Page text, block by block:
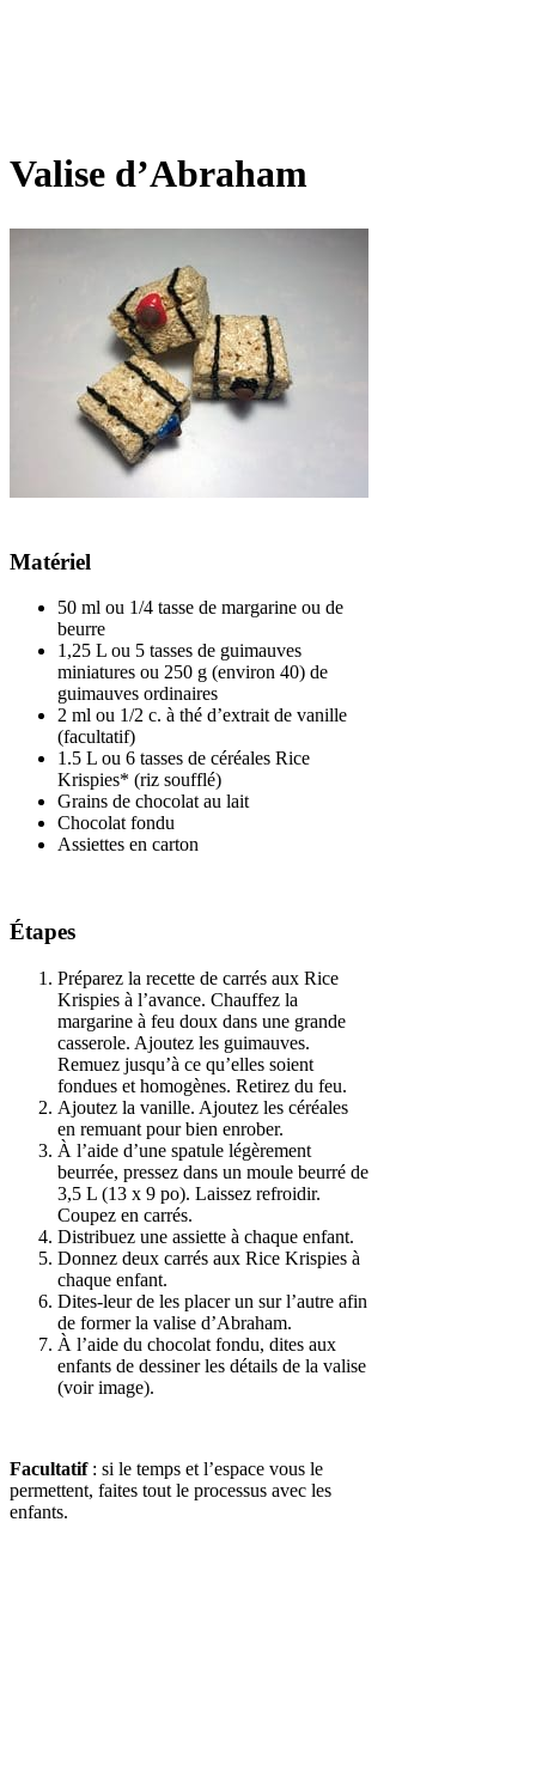
Valise d’Abraham
Matériel
50 ml ou 1/4 tasse de margarine ou de
beurre
1,25 L ou 5 tasses de guimauves
miniatures ou 250 g (environ 40) de
guimauves ordinaires
2 ml ou 1/2 c. à thé d’extrait de vanille
(facultatif)
1.5 L ou 6 tasses de céréales Rice
Krispies* (riz soufflé)
Grains de chocolat au lait
Chocolat fondu
Assiettes en carton
Étapes
Préparez la recette de carrés aux Rice
Krispies à l’avance. Chauffez la
margarine à feu doux dans une grande
casserole. Ajoutez les guimauves.
Remuez jusqu’à ce qu’elles soient
fondues et homogènes. Retirez du feu.
Ajoutez la vanille. Ajoutez les céréales
en remuant pour bien enrober.
À l’aide d’une spatule légèrement
beurrée, pressez dans un moule beurré de
3,5 L (13 x 9 po). Laissez refroidir.
Coupez en carrés.
Distribuez une assiette à chaque enfant.
Donnez deux carrés aux Rice Krispies à
chaque enfant.
Dites-leur de les placer un sur l’autre afin
de former la valise d’Abraham.
À l’aide du chocolat fondu, dites aux
enfants de dessiner les détails de la valise
(voir image).
Facultatif : si le temps et l’espace vous le
permettent, faites tout le processus avec les
enfants.